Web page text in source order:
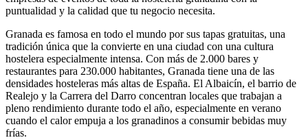
puntualidad y la calidad que tu negocio necesita.
Granada es famosa en todo el mundo por sus tapas gratuitas, una
tradición única que la convierte en una ciudad con una cultura
hostelera especialmente intensa. Con más de 2.000 bares y
restaurantes para 230.000 habitantes, Granada tiene una de las
densidades hosteleras más altas de España. El Albaicín, el barrio de
Realejo y la Carrera del Darro concentran locales que trabajan a
pleno rendimiento durante todo el año, especialmente en verano
cuando el calor empuja a los granadinos a consumir bebidas muy
frías.